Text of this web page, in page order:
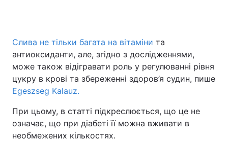
Слива не тільки багата на вітаміни та
антиоксиданти, але, згідно з дослідженнями,
може також відігравати роль у регулюванні рівня
цукру в крові та збереженні здоров’я судин, пише
Egeszseg Kalauz.
При цьому, в статті підкреслюється, що це не
означає, що при діабеті її можна вживати в
необмежених кількостях.